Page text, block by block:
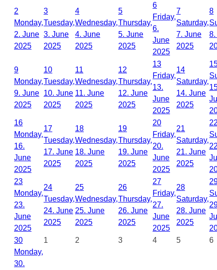
2
Monday,
2. June
2025
3
Tuesday,
3. June
2025
4
Wednesday,
4. June
2025
5
Thursday,
5. June
2025
6
Friday,
6.
June
2025
7
Saturday,
7. June
2025
8
8.
9
Monday,
9. June
2025
10
Tuesday,
10. June
2025
11
Wednesday,
11. June
2025
12
Thursday,
12. June
2025
13
Friday,
13.
June
2025
14
Saturday,
14. June
2025
16
Monday,
16.
June
2025
17
Tuesday,
17. June
2025
18
Wednesday,
18. June
2025
19
Thursday,
19. June
2025
20
Friday,
20.
June
2025
21
Saturday,
21. June
2025
23
Monday,
23.
June
2025
24
Tuesday,
24. June
2025
25
Wednesday,
25. June
2025
26
Thursday,
26. June
2025
27
Friday,
27.
June
2025
28
Saturday,
28. June
2025
30
Monday,
30.
1 2 3 4 5 6